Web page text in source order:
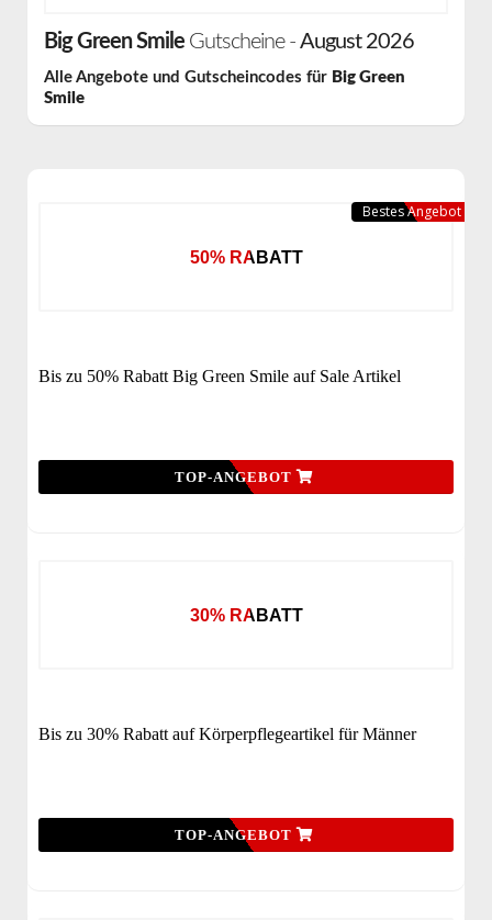
Big Green Smile Gutscheine - August 2026
Alle Angebote und Gutscheincodes für Big Green
Smile
50% RABATT
Bis zu 50% Rabatt Big Green Smile auf Sale Artikel
TOP-ANGEBOT
Bestes Angebot
30% RABATT
Bis zu 30% Rabatt auf Körperpflegeartikel für Männer
TOP-ANGEBOT